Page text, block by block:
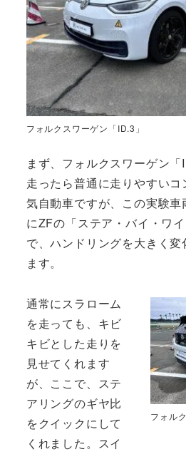
フォルクスワーゲン「ID.3」
まず、フォルクスワーゲン
走ったら普通に走りやすい
気自動車ですが、この実験
にZFの「ステア・バイ・ワ
で、ハンドリングを大きく
ます。
フォル
通常にスラローム
を走っても、キビ
キビとした走りを
見せてくれます
が、ここで、ステ
アリングのギヤ比
をクイックにして
くれました。スイ